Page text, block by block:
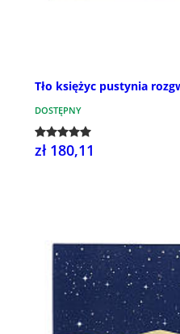
Tło księżyc pustynia
DOSTĘPNY
zł 180,11